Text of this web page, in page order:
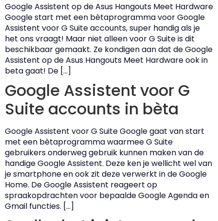
Google Assistent op de Asus Hangouts Meet Hardware
Google start met een bètaprogramma voor Google
Assistent voor G Suite accounts, super handig als je
het ons vraagt! Maar niet alleen voor G Suite is dit
beschikbaar gemaakt. Ze kondigen aan dat de Google
Assistent op de Asus Hangouts Meet Hardware ook in
beta gaat! De […]
Google Assistent voor G
Suite accounts in bèta
Google Assistent voor G Suite Google gaat van start
met een bètaprogramma waarmee G Suite
gebruikers onderweg gebruik kunnen maken van de
handige Google Assistent. Deze ken je wellicht wel van
je smartphone en ook zit deze verwerkt in de Google
Home. De Google Assistent reageert op
spraakopdrachten voor bepaalde Google Agenda en
Gmail functies. […]